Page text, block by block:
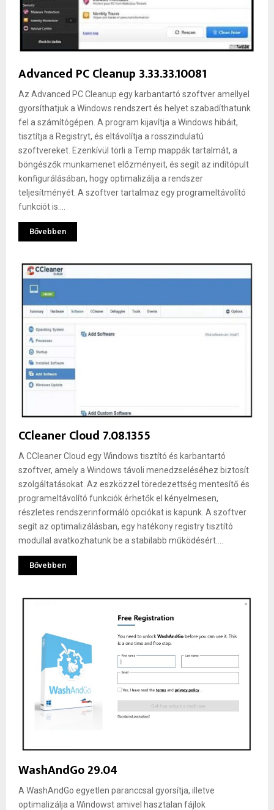
Advanced PC Cleanup 3.33.33.10081
Az Advanced PC Cleanup egy karbantartó szoftver amellyel
gyorsíthatjuk a Windows rendszert és helyet szabadíthatunk
fel a számítógépen. A program kijavítja a Windows hibáit,
tisztítja a Registryt, és eltávolítja a rosszindulatú
szoftvereket. Ezenkívül törli a Temp mappák tartalmát, a
böngészők munkamenet előzményeit, és segít az indítópult
konfigurálásában, hogy optimalizálja a rendszer
teljesítményét. A szoftver tartalmaz egy programeltávolító
funkciót is....
Bővebben
CCleaner Cloud 7.08.1355
A CCleaner Cloud egy Windows tisztító és karbantartó
szoftver, amely a Windows távoli menedzseléséhez biztosít
szolgáltatásokat. Az eszközzel töredezettség mentesítő és
programeltávolító funkciók érhetők el kényelmesen,
részletes rendszerinformáló opciókat is kapunk. A szoftver
segít az optimalizálásban, egy hatékony registry tisztító
modullal avatkozhatunk be a stabilabb működésért....
Bővebben
WashAndGo 29.04
A WashAndGo egyetlen paranccsal gyorsítja, illetve
optimalizálja a Windowst amivel hasztalan fájlok